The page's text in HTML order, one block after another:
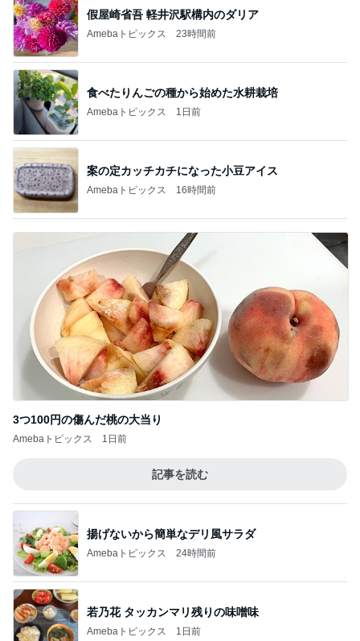
假屋崎省吾 軽井沢駅構内のダリア
Amebaトピックス 23時間前
食べたりんごの種から始めた水耕栽培
Amebaトピックス 1日前
案の定カッチカチになった小豆アイス
Amebaトピックス 16時間前
3つ100円の傷んだ桃の大当り
Amebaトピックス 1日前
記事を読む
揚げないから簡単なデリ風サラダ
Amebaトピックス 24時間前
若乃花 タッカンマリ残りの味噌味
Amebaトピックス 1日前